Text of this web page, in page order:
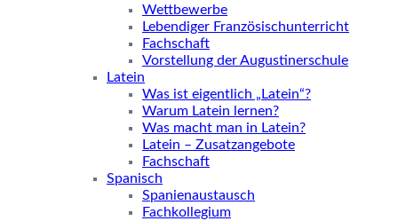
Wettbewerbe
Lebendiger Französischunterricht
Fachschaft
Vorstellung der Augustinerschule
Latein
Was ist eigentlich „Latein“?
Warum Latein lernen?
Was macht man in Latein?
Latein – Zusatzangebote
Fachschaft
Spanisch
Spanienaustausch
Fachkollegium